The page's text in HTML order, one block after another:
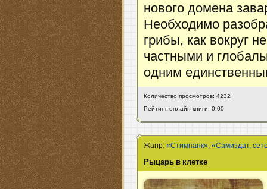
нового домена
Необходимо
грибы, как вокруг
частными и
одним
Количество просмотров: 4232
Рейтинг онлайн книги: 0.00
Жанр:«Стимпанк» ,«Самиздат,
Рыцарь в клетке